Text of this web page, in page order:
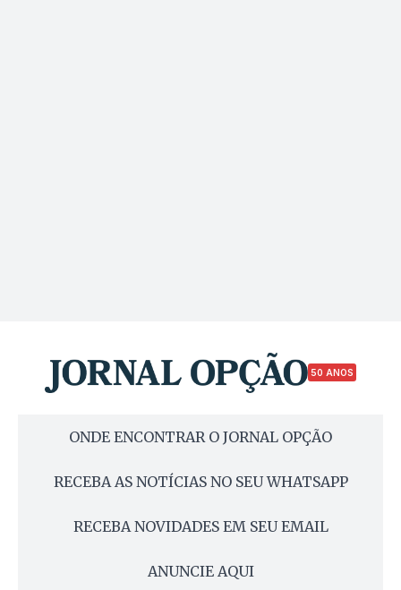
50 ANOS
ONDE ENCONTRAR O JORNAL OPÇÃO
RECEBA AS NOTÍCIAS NO SEU WHATSAPP
RECEBA NOVIDADES EM SEU EMAIL
ANUNCIE AQUI